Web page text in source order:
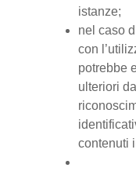
istanze;
nel caso
con
potrebbe
ulteriori
contenuti